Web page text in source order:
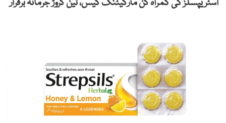
اسٹریپسلز کی گمراہ کن مارکیٹنگ کیس، تین کروڑ جرمانہ برقرار